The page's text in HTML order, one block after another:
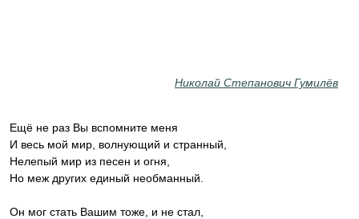
Николай Степанович Гумилёв
Ещё не раз Вы вспомните меня
И весь мой мир, волнующий и странный,
Нелепый мир из песен и огня,
Но меж других единый необманный.
Он мог стать Вашим тоже, и не стал,